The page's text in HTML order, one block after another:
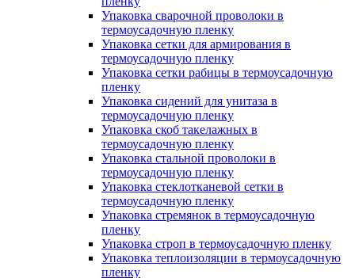
Упаковка сварочной проволоки в
термоусадочную пленку
Упаковка сетки для армирования в
термоусадочную пленку
Упаковка сетки рабицы в термоусадочную
пленку
Упаковка сидений для унитаза в
термоусадочную пленку
Упаковка скоб такелажных в
термоусадочную пленку
Упаковка стальной проволоки в
термоусадочную пленку
Упаковка стеклотканевой сетки в
термоусадочную пленку
Упаковка стремянок в термоусадочную
пленку
Упаковка строп в термоусадочную пленку
Упаковка теплоизоляции в термоусадочную
пленку